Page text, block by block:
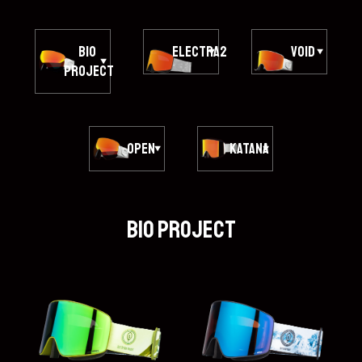
BIO
PROJECT
ELECTRA2 VOID
OPEN KATANA
BIO PROJECT